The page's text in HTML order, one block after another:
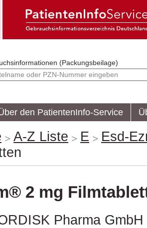
Gebrauchsinformationen (Packungsbeilage)
den PatientenInfo-Service
A-Z Liste E
Esd-
2 mg
Pharma GmbH